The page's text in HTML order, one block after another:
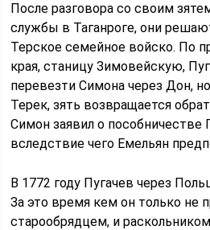
После разговора со своим
службы в Таганроге, они
Терское семейное войско. По
края, станицу Зимовейскую,
перевезти Симона через Дон,
Терек, зять возвращается
Симон заявил о пособничестве
вследствие чего Емельян
В 1772 году Пугачев через
За это время кем он только не
старообрядцем, и